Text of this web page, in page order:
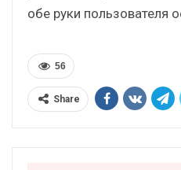
обе руки пользователя
56
Share